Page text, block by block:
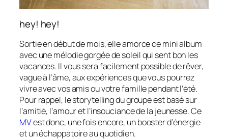
hey! hey!
Sortie en début de mois, elle amorce ce mini album
avec une mélodie gorgée de soleil qui sent bon les
vacances. Il vous sera facilement possible de rêver,
vague à l’âme, aux expériences que vous pourrez
vivre avec vos amis ou votre famille pendant l’été.
Pour rappel, le storytelling du groupe est basé sur
l’amitié, l’amour et l’insouciance de la jeunesse. Ce
MVest donc, une fois encore, un booster d’énergie
et un échappatoire au quotidien.